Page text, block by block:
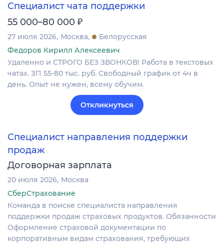
Специалист чата поддержки
55 000–80 000 ₽
27 июля 2026 Москва
Белорусская
Федоров Кирилл Алексеевич
Удаленно и СТРОГО БЕЗ ЗВОНКОВ! Работа в текстовых
чатах. ЗП 55-80 тыс. руб. Свободный график от 4ч в
день. Опыт не нужен, всему обучим.
Откликнуться
Специалист направления поддержки
продаж
Договорная зарплата
20 июля 2026 Москва
СберСтрахование
Команда в поиске специалиста направления
поддержки продаж страховых продуктов. Обязанности
Оформление страховой документации по
корпоративным видам страхования, требующих